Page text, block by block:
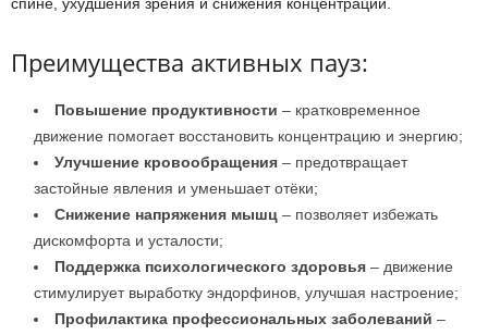
Преимущества активных пауз:
Повышение продуктивности – кратковременное
движение помогает восстановить концентрацию и энергию;
Улучшение кровообращения – предотвращает
застойные явления и уменьшает отёки;
Снижение напряжения мышц – позволяет избежать
дискомфорта и усталости;
Поддержка психологического здоровья – движение
стимулирует выработку эндорфинов, улучшая настроение;
Профилактика профессиональных заболеваний –